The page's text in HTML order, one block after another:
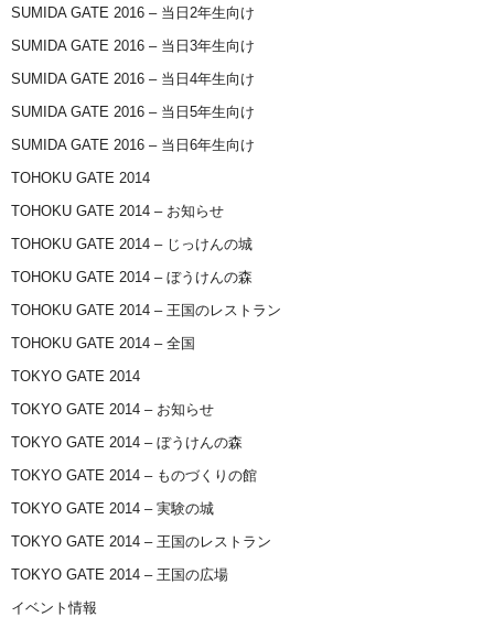
SUMIDA GATE 2016 – 当日2年生向け
SUMIDA GATE 2016 – 当日3年生向け
SUMIDA GATE 2016 – 当日4年生向け
SUMIDA GATE 2016 – 当日5年生向け
SUMIDA GATE 2016 – 当日6年生向け
TOHOKU GATE 2014
TOHOKU GATE 2014 – お知らせ
TOHOKU GATE 2014 – じっけんの城
TOHOKU GATE 2014 – ぼうけんの森
TOHOKU GATE 2014 – 王国のレストラン
TOHOKU GATE 2014 – 全国
TOKYO GATE 2014
TOKYO GATE 2014 – お知らせ
TOKYO GATE 2014 – ぼうけんの森
TOKYO GATE 2014 – ものづくりの館
TOKYO GATE 2014 – 実験の城
TOKYO GATE 2014 – 王国のレストラン
TOKYO GATE 2014 – 王国の広場
イベント情報